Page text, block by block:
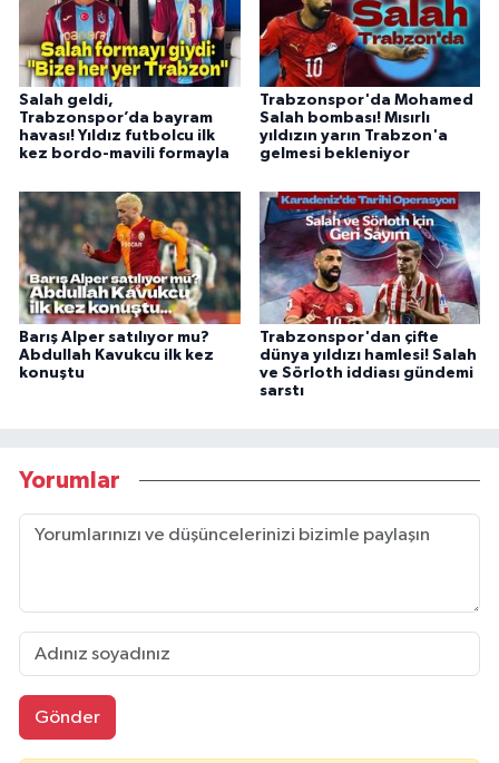
Salah geldi,
Trabzonspor’da bayram
havası! Yıldız futbolcu ilk
kez bordo-mavili formayla
Trabzonspor'da Mohamed
Salah bombası! Mısırlı
yıldızın yarın Trabzon'a
gelmesi bekleniyor
Barış Alper satılıyor mu?
Abdullah Kavukcu ilk kez
konuştu
Trabzonspor'dan çifte
dünya yıldızı hamlesi! Salah
ve Sörloth iddiası gündemi
sarstı
Yorumlar
Gönder